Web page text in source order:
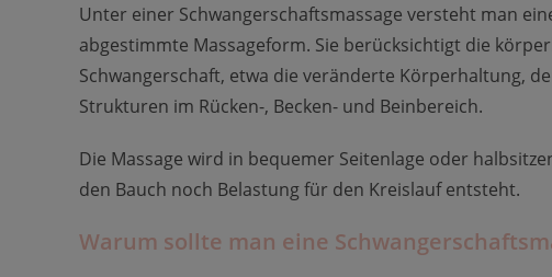
Unter einer Schwangerschaftsmassage versteht man
abgestimmte Massageform. Sie berücksichtigt die
Schwangerschaft, etwa die veränderte Körperhaltung,
Strukturen im Rücken-, Becken- und Beinbereich.
Die Massage wird in bequemer Seitenlage oder
den Bauch noch Belastung für den Kreislauf entsteht.
Warum sollte man eine